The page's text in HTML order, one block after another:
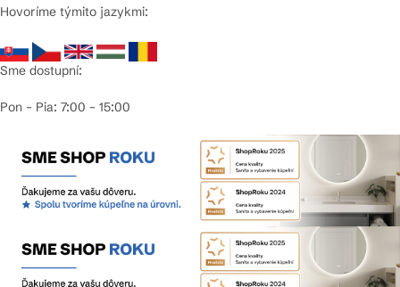
Hovoríme týmito jazykmi:
Sme dostupní:
Pon – Pia: 7:00 – 15:00